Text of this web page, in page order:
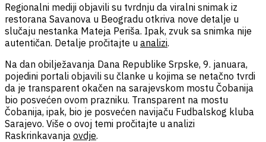
Regionalni mediji objavili su tvrdnju da viralni snimak iz
restorana Savanova u Beogradu otkriva nove detalje u
slučaju nestanka Mateja Periša. Ipak, zvuk sa snimka nije
autentičan. Detalje pročitajte u analizi.
Na dan obilježavanja Dana Republike Srpske, 9. januara,
pojedini portali objavili su članke u kojima se netačno tvrdi
da je transparent okačen na sarajevskom mostu Čobanija
bio posvećen ovom prazniku. Transparent na mostu
Čobanija, ipak, bio je posvećen navijaču Fudbalskog kluba
Sarajevo. Više o ovoj temi pročitajte u analizi
Raskrinkavanja ovdje.